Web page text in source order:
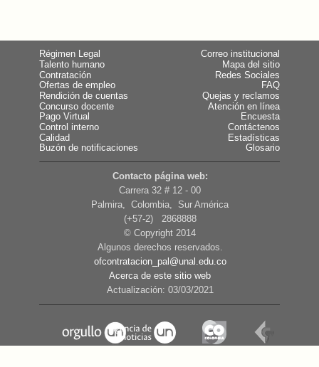
Régimen Legal
Talento humano
Contratación
Ofertas de empleo
Rendición de cuentas
Concurso docente
Pago Virtual
Control interno
Calidad
Buzón de notificaciones
Correo institucional
Mapa del sitio
Redes Sociales
FAQ
Quejas y reclamos
Atención en línea
Encuesta
Contáctenos
Estadísticas
Glosario
Contacto página web:
Carrera 32 # 12 - 00
Palmira, Colombia, Sur América
(+57-2) 2868888
© Copyright 2014
Algunos derechos reservados.
ofcontratacion_pal@unal.edu.co
Acerca de este sitio web
Actualización: 03/03/2021